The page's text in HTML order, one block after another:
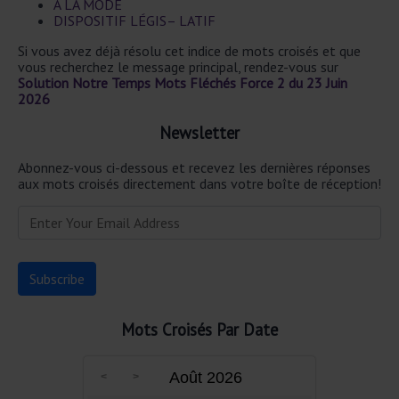
À LA MODE
DISPOSITIF LÉGIS– LATIF
Si vous avez déjà résolu cet indice de mots croisés et que
vous recherchez le message principal, rendez-vous sur
Solution Notre Temps Mots Fléchés Force 2 du 23 Juin
2026
Newsletter
Abonnez-vous ci-dessous et recevez les dernières réponses
aux mots croisés directement dans votre boîte de réception!
Mots Croisés Par Date
Août 2026